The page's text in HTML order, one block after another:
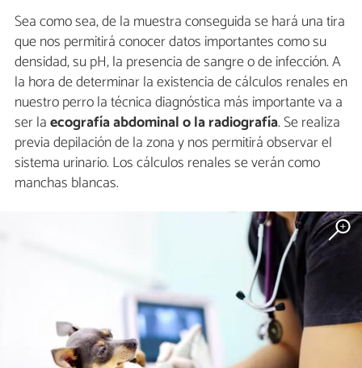
Sea como sea, de la muestra conseguida se hará una tira
que nos permitirá conocer datos importantes como su
densidad, su pH, la presencia de sangre o de infección. A
la hora de determinar la existencia de cálculos renales en
nuestro perro la técnica diagnóstica más importante va a
ser laecografía abdominal o la radiografía. Se realiza
previa depilación de la zona y nos permitirá observar el
sistema urinario. Los cálculos renales se verán como
manchas blancas.